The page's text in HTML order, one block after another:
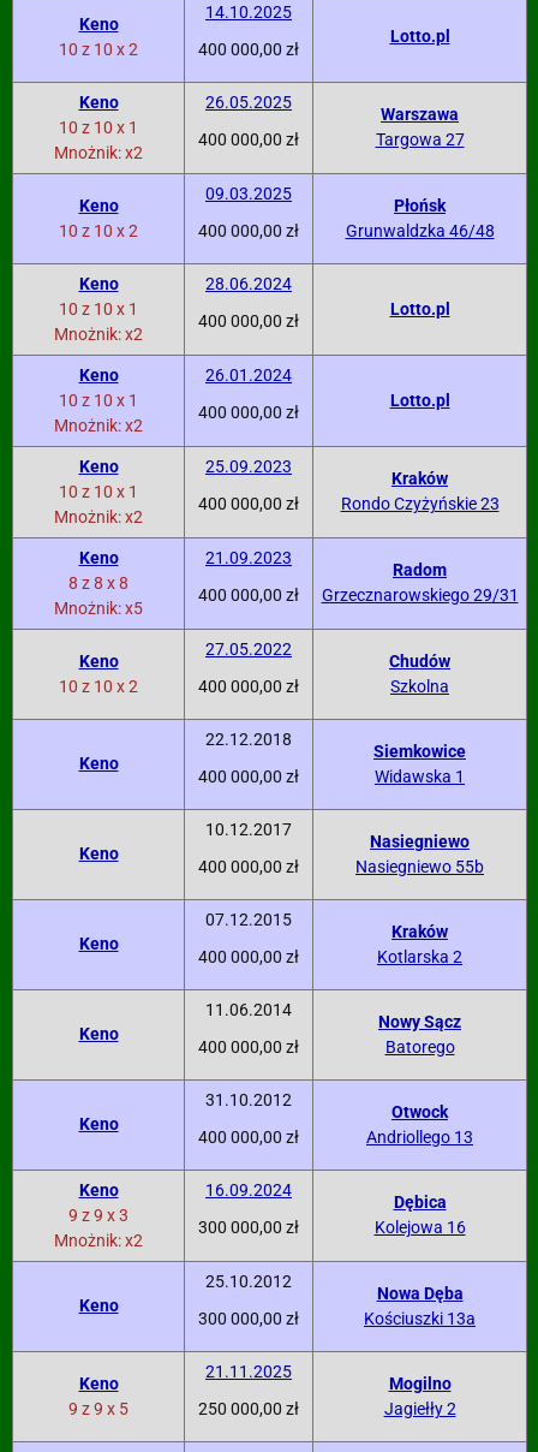
Keno
10 z 10 x 2
14.10.2025
400 000,00 zł
Lotto.pl
Keno
10 z 10 x 1
Mnożnik: x2
26.05.2025
400 000,00 zł
Warszawa
Targowa 27
Keno
10 z 10 x 2
09.03.2025
400 000,00 zł
Płońsk
Grunwaldzka 46/48
Keno
10 z 10 x 1
Mnożnik: x2
28.06.2024
400 000,00 zł
Lotto.pl
Keno
10 z 10 x 1
Mnożnik: x2
26.01.2024
400 000,00 zł
Lotto.pl
Keno
10 z 10 x 1
Mnożnik: x2
25.09.2023
400 000,00 zł
Kraków
Rondo Czyżyńskie 23
Keno
8 z 8 x 8
Mnożnik: x5
21.09.2023
400 000,00 zł
Radom
Grzecznarowskiego 29/31
Keno
10 z 10 x 2
27.05.2022
400 000,00 zł
Chudów
Szkolna
Keno
22.12.2018
400 000,00 zł
Siemkowice
Widawska 1
Keno
10.12.2017
400 000,00 zł
Nasiegniewo
Nasiegniewo 55b
Keno
07.12.2015
400 000,00 zł
Kraków
Kotlarska 2
Keno
11.06.2014
400 000,00 zł
Nowy Sącz
Batorego
Keno
31.10.2012
400 000,00 zł
Otwock
Andriollego 13
Keno
9 z 9 x 3
Mnożnik: x2
16.09.2024
300 000,00 zł
Dębica
Kolejowa 16
Keno
25.10.2012
300 000,00 zł
Nowa Dęba
Kościuszki 13a
Keno
9 z 9 x 5
21.11.2025
250 000,00 zł
Mogilno
Jagiełły 2